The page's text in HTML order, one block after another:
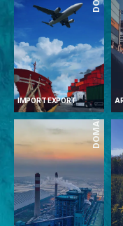
IMPORT EXPORT DOMAINES